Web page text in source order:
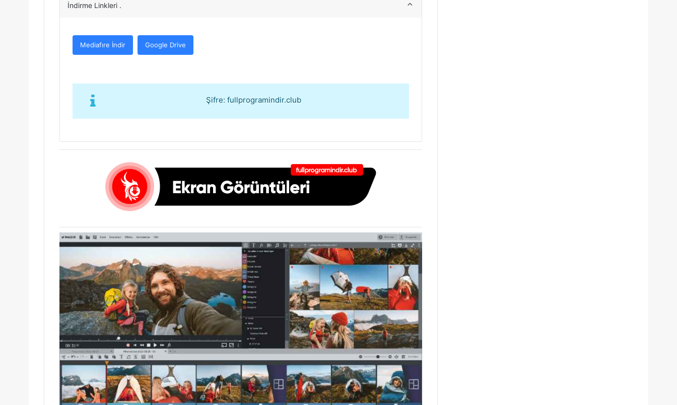
İndirme Linkleri .
Mediafıre İndir Google Drive
Şifre: fullprogramindir.club